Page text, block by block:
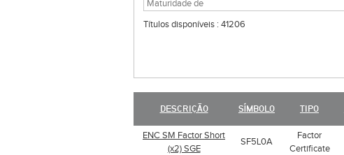
Títulos disponíveis : 41206
DESCRIÇÃO SÍMBOLO TIPO
ENC SM Factor Short
(x2) SGE
SF5L0A
Factor
Certificate